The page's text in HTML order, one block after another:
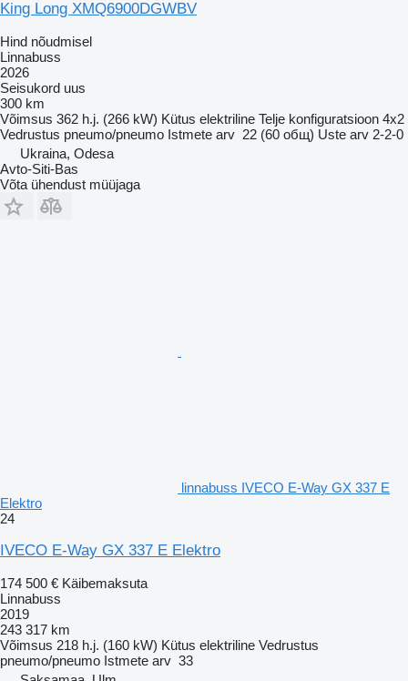
King Long XMQ6900DGWBV
Hind nõudmisel
Linnabuss
2026
Seisukord uus
300 km
Võimsus 362 h.j. (266 kW) Kütus elektriline Telje konfiguratsioon 4x2
Vedrustus pneumo/pneumo Istmete arv 22 (60 общ) Uste arv 2-2-0
Ukraina, Odesa
Avto-Siti-Bas
Võta ühendust müüjaga
linnabuss IVECO E-Way GX 337 E
Elektro
24
IVECO E-Way GX 337 E Elektro
174 500 € Käibemaksuta
Linnabuss
2019
243 317 km
Võimsus 218 h.j. (160 kW) Kütus elektriline Vedrustus
pneumo/pneumo Istmete arv 33